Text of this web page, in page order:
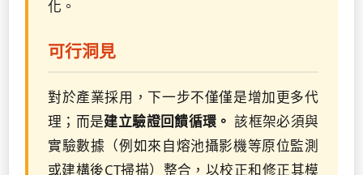
化。
可行洞見
對於產業採用，下一步不僅僅是增加更多代
理；而是建立驗證回饋循環。 該框架必須與
實驗數據（例如來自熔池攝影機等原位監測
或建構後CT掃描）整合，以校正和修正其模